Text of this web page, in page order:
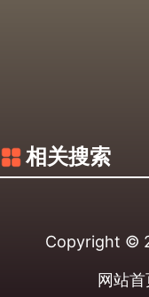
相关搜索
Copyright ©
网站